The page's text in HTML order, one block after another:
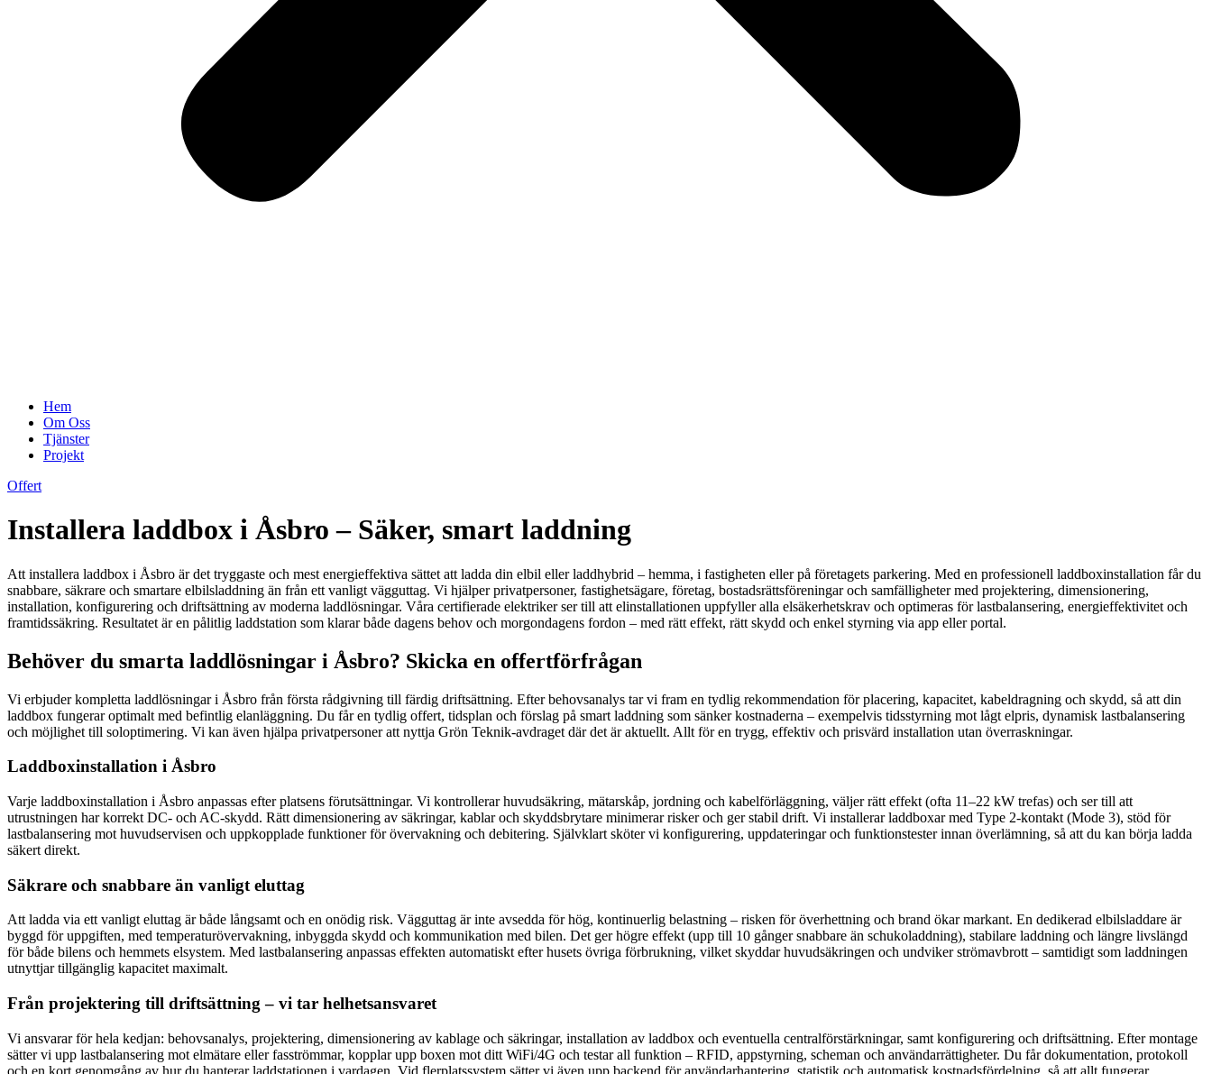
Hem
Om Oss
Tjänster
Projekt
Offert
Installera laddbox i Åsbro – Säker, smart laddning
Att installera laddbox i Åsbro är det tryggaste och mest energieffektiva sättet att ladda din elbil eller laddhybrid – hemma, i fastigheten eller på företagets parkering. Med en professionell laddboxinstallation får du
snabbare, säkrare och smartare elbilsladdning än från ett vanligt vägguttag. Vi hjälper privatpersoner, fastighetsägare, företag, bostadsrättsföreningar och samfälligheter med projektering, dimensionering,
installation, konfigurering och driftsättning av moderna laddlösningar. Våra certifierade elektriker ser till att elinstallationen uppfyller alla elsäkerhetskrav och optimeras för lastbalansering, energieffektivitet och
framtidssäkring. Resultatet är en pålitlig laddstation som klarar både dagens behov och morgondagens fordon – med rätt effekt, rätt skydd och enkel styrning via app eller portal.
Behöver du smarta laddlösningar i Åsbro? Skicka en offertförfrågan
Vi erbjuder kompletta laddlösningar i Åsbro från första rådgivning till färdig driftsättning. Efter behovsanalys tar vi fram en tydlig rekommendation för placering, kapacitet, kabeldragning och skydd, så att din
laddbox fungerar optimalt med befintlig elanläggning. Du får en tydlig offert, tidsplan och förslag på smart laddning som sänker kostnaderna – exempelvis tidsstyrning mot lågt elpris, dynamisk lastbalansering
och möjlighet till soloptimering. Vi kan även hjälpa privatpersoner att nyttja Grön Teknik-avdraget där det är aktuellt. Allt för en trygg, effektiv och prisvärd installation utan överraskningar.
Laddboxinstallation i Åsbro
Varje laddboxinstallation i Åsbro anpassas efter platsens förutsättningar. Vi kontrollerar huvudsäkring, mätarskåp, jordning och kabelförläggning, väljer rätt effekt (ofta 11–22 kW trefas) och ser till att
utrustningen har korrekt DC- och AC-skydd. Rätt dimensionering av säkringar, kablar och skyddsbrytare minimerar risker och ger stabil drift. Vi installerar laddboxar med Type 2-kontakt (Mode 3), stöd för
lastbalansering mot huvudservisen och uppkopplade funktioner för övervakning och debitering. Självklart sköter vi konfigurering, uppdateringar och funktionstester innan överlämning, så att du kan börja ladda
säkert direkt.
Säkrare och snabbare än vanligt eluttag
Att ladda via ett vanligt eluttag är både långsamt och en onödig risk. Vägguttag är inte avsedda för hög, kontinuerlig belastning – risken för överhettning och brand ökar markant. En dedikerad elbilsladdare är
byggd för uppgiften, med temperaturövervakning, inbyggda skydd och kommunikation med bilen. Det ger högre effekt (upp till 10 gånger snabbare än schukoladdning), stabilare laddning och längre livslängd
för både bilens och hemmets elsystem. Med lastbalansering anpassas effekten automatiskt efter husets övriga förbrukning, vilket skyddar huvudsäkringen och undviker strömavbrott – samtidigt som laddningen
utnyttjar tillgänglig kapacitet maximalt.
Från projektering till driftsättning – vi tar helhetsansvaret
Vi ansvarar för hela kedjan: behovsanalys, projektering, dimensionering av kablage och säkringar, installation av laddbox och eventuella centralförstärkningar, samt konfigurering och driftsättning. Efter montage
sätter vi upp lastbalansering mot elmätare eller fasströmmar, kopplar upp boxen mot ditt WiFi/4G och testar all funktion – RFID, appstyrning, scheman och användarrättigheter. Du får dokumentation, protokoll
och en kort genomgång av hur du hanterar laddstationen i vardagen. Vid flerplatssystem sätter vi även upp backend för användarhantering, statistik och automatisk kostnadsfördelning, så att allt fungerar